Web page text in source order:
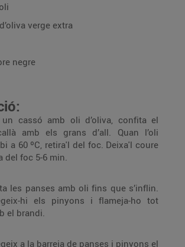
verge extra
negre
un cassó amb oli d’oliva, confita el
amb els grans d’all. Quan l’oli
a 60 ºC, retira'l del foc. Deixa'l coure
del foc 5-6 min.
les panses amb oli fins que s’inflin.
hi els pinyons i flameja-ho tot
el brandi.
a la barreja de panses i pinyons el